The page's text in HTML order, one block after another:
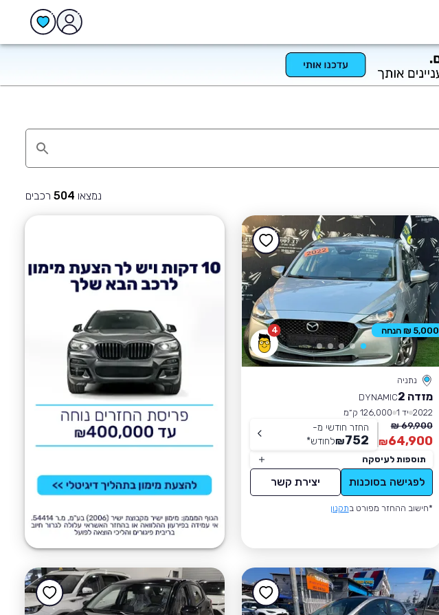
נמצאו 504 רכבים
4
נתניה
מזדה 2
DYNAMIC
2022 יד 1
126,000 ק״מ
69,900 ₪
64,900
₪
החזר חודשי מ-
752
₪לחודש*
תוספות לעיסקה
לפגישה בסוכנות יצירת קשר
*חישוב ההחזר מפורט בתקנון
5,000 ₪ הנחה